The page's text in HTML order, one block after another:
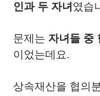
인과 두 자녀 였습
문제는 자녀들 중
이었는데요.
상속재산을 협의